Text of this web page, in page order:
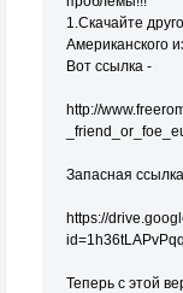
1.Скачайте
Американского
Вот ссылка -
http://
Запасная
https://
Теперь с этой